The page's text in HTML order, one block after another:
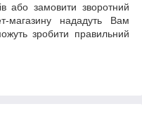
або замовити зворотний
магазину нададуть Вам
зробити правильний